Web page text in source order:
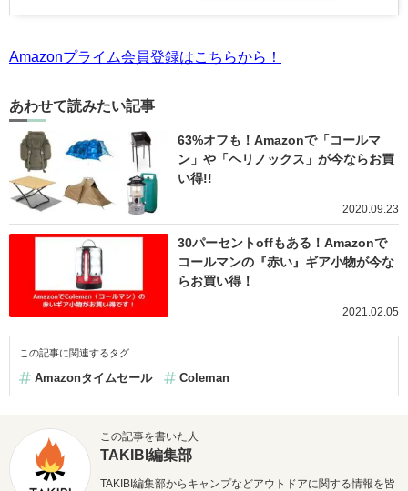
Amazonプライム会員登録はこちらから！
あわせて読みたい記事
63%オフも！Amazonで「コールマ
ン」や「ヘリノックス」が今ならお買
い得!!
2020.09.23
30パーセントoffもある！Amazonで
コールマンの『赤い』ギア小物が今な
らお買い得！
2021.02.05
この記事に関連するタグ
Amazonタイムセール Coleman
この記事を書いた人
TAKIBI編集部
TAKIBI編集部からキャンプなどアウトドアに関する情報を皆